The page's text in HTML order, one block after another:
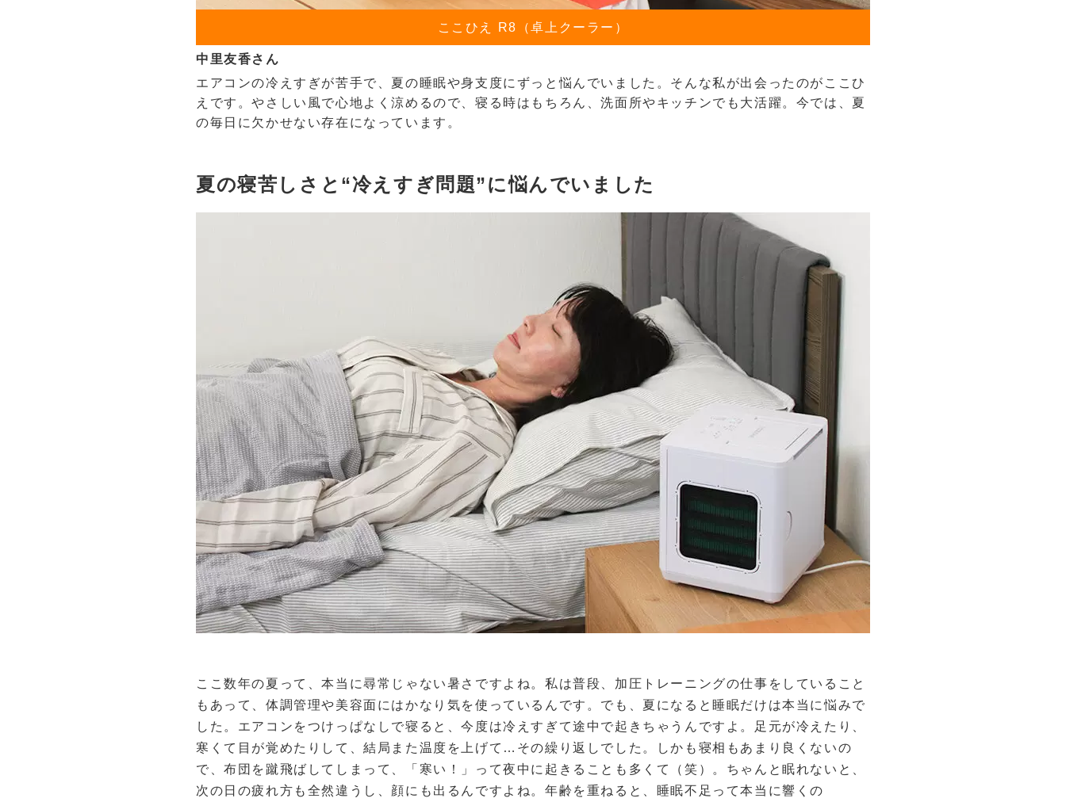
ここひえ R8（卓上クーラー）
中里友香さん
エアコンの冷えすぎが苦手で、夏の睡眠や身支度にずっと悩んでいました。そんな私が出会ったのがここひ
えです。やさしい風で心地よく涼めるので、寝る時はもちろん、洗面所やキッチンでも大活躍。今では、夏
の毎日に欠かせない存在になっています。
夏の寝苦しさと“冷えすぎ問題”に悩んでいました
ここ数年の夏って、本当に尋常じゃない暑さですよね。私は普段、加圧トレーニングの仕事をしていること
もあって、体調管理や美容面にはかなり気を使っているんです。でも、夏になると睡眠だけは本当に悩みで
した。エアコンをつけっぱなしで寝ると、今度は冷えすぎて途中で起きちゃうんですよ。足元が冷えたり、
寒くて目が覚めたりして、結局また温度を上げて…その繰り返しでした。しかも寝相もあまり良くないの
で、布団を蹴飛ばしてしまって、「寒い！」って夜中に起きることも多くて（笑）。ちゃんと眠れないと、
次の日の疲れ方も全然違うし、顔にも出るんですよね。年齢を重ねると、睡眠不足って本当に響くの